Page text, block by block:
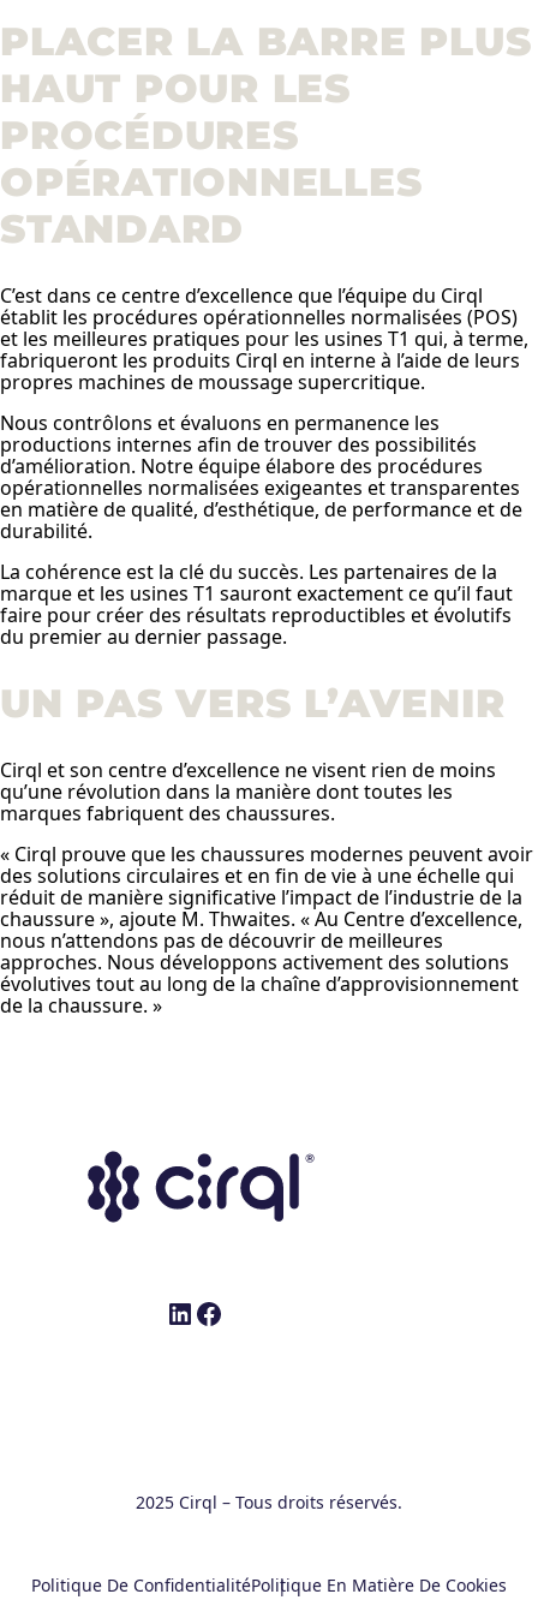
PLACER LA BARRE PLUS
HAUT POUR LES
PROCÉDURES
OPÉRATIONNELLES
STANDARD
C’est dans ce centre d’excellence que l’équipe du Cirql
établit les procédures opérationnelles normalisées (POS)
et les meilleures pratiques pour les usines T1 qui, à terme,
fabriqueront les produits Cirql en interne à l’aide de leurs
propres machines de moussage supercritique.
Nous contrôlons et évaluons en permanence les
productions internes afin de trouver des possibilités
d’amélioration. Notre équipe élabore des procédures
opérationnelles normalisées exigeantes et transparentes
en matière de qualité, d’esthétique, de performance et de
durabilité.
La cohérence est la clé du succès. Les partenaires de la
marque et les usines T1 sauront exactement ce qu’il faut
faire pour créer des résultats reproductibles et évolutifs
du premier au dernier passage.
UN PAS VERS L’AVENIR
Cirql et son centre d’excellence ne visent rien de moins
qu’une révolution dans la manière dont toutes les
marques fabriquent des chaussures.
« Cirql prouve que les chaussures modernes peuvent avoir
des solutions circulaires et en fin de vie à une échelle qui
réduit de manière significative l’impact de l’industrie de la
chaussure », ajoute M. Thwaites. « Au Centre d’excellence,
nous n’attendons pas de découvrir de meilleures
approches. Nous développons activement des solutions
évolutives tout au long de la chaîne d’approvisionnement
de la chaussure. »
LinkedIn
Facebook
2025 Cirql – Tous droits réservés.
Politique De ConfidentialitéPolitique En Matière De Cookies